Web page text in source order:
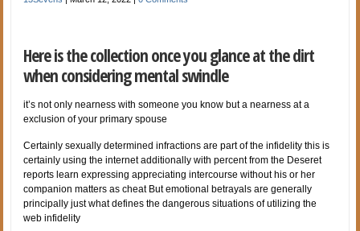
Here is the collection once you glance at the dirt
when considering mental swindle
it’s not only nearness with someone you know but a nearness at a
exclusion of your primary spouse
Certainly sexually determined infractions are part of the infidelity this is
certainly using the internet additionally with percent from the Deseret
reports learn expressing appreciating intercourse without his or her
companion matters as cheat But emotional betrayals are generally
principally just what defines the dangerous situations of utilizing the
web infidelity